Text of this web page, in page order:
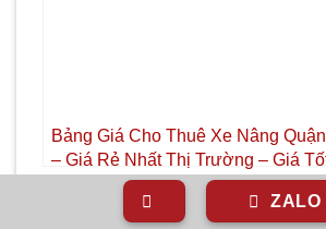
Bảng Giá Cho Thuê Xe Nâng
– Giá Rẻ Nhất Thị Trường – Giá
Nhất | Xe Nâng Thành Phát
ZALO